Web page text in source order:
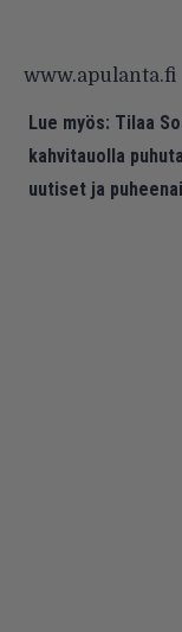
www.apulanta.fi
Lue myös: Tilaa
kahvitauolla
uutiset ja